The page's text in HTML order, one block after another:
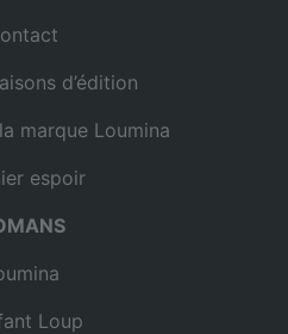
d’édition
marque Loumina
espoir
Loup